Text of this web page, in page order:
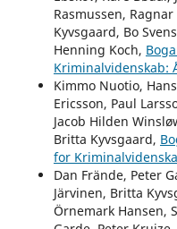
Rasmussen,
Kyvsgaard, Bo
Henning Koch,
Kriminalvidenskab:
Kimmo Nuotio,
Ericsson, Paul
Jacob Hilden
Britta Kyvsgaard,
for
Dan Frände, Peter
Järvinen, Britta
Örnemark Hansen,